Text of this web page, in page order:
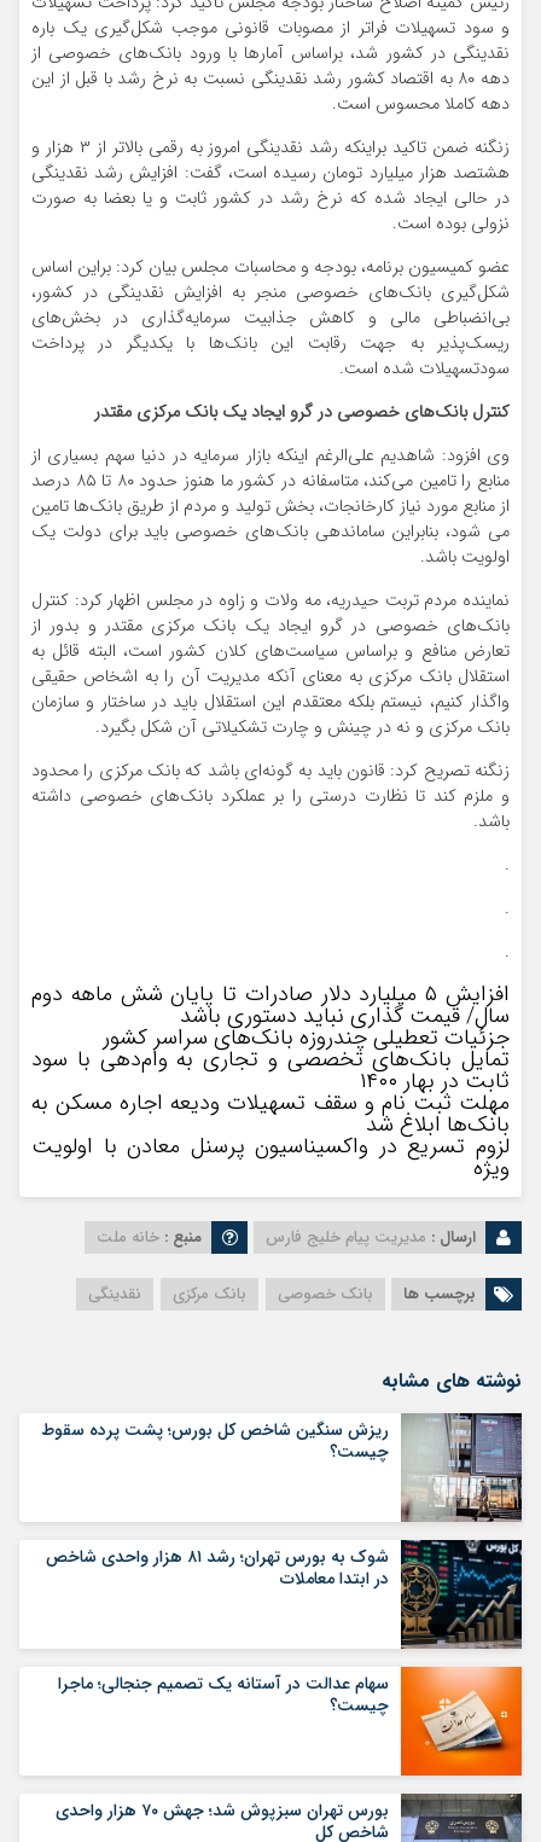
و سود تسهیلات فراتر از مصوبات قانونی موجب شکل‌گیری یک باره
نقدینگی در کشور شد، براساس آمارها با ورود بانک‌های خصوصی از
دهه ۸۰ به اقتصاد کشور رشد نقدینگی نسبت به نرخ رشد با قبل از این
دهه کاملا محسوس است.
زنگنه ضمن تاکید براینکه رشد نقدینگی امروز به رقمی بالاتر از ۳ هزار و
هشتصد هزار میلیارد تومان رسیده است، گفت: افزایش رشد نقدینگی
در حالی ایجاد شده که نرخ رشد در کشور ثابت و یا بعضا به صورت
نزولی بوده است.
عضو کمیسیون برنامه، بودجه و محاسبات مجلس بیان کرد: براین اساس
شکل‌گیری بانک‌های خصوصی منجر به افزایش نقدینگی در کشور،
بی‌انضباطی مالی و کاهش جذابیت سرمایه‌گذاری در بخش‌های
ریسک‌پذیر به جهت رقابت این بانک‌ها با یکدیگر در پرداخت
سودتسهیلات شده است.
کنترل بانک‌های خصوصی در گرو ایجاد یک بانک مرکزی مقتدر
وی افزود: شاهدیم علی‌الرغم اینکه بازار سرمایه در دنیا سهم بسیاری از
منابع را تامین می‌کند، متاسفانه در کشور ما هنوز حدود ۸۰ تا ۸۵ درصد
از منابع مورد نیاز کارخانجات، بخش تولید و مردم از طریق بانک‌ها تامین
می شود، بنابراین ساماندهی بانک‌های خصوصی باید برای دولت یک
اولویت باشد.
نماینده مردم تربت حیدریه، مه ولات و زاوه در مجلس اظهار کرد: کنترل
بانک‌های خصوصی در گرو ایجاد یک بانک مرکزی مقتدر و بدور از
تعارض منافع و براساس سیاست‌های کلان کشور است، البته قائل به
استقلال بانک مرکزی به معنای آنکه مدیریت آن را به اشخاص حقیقی
واگذار کنیم، نیستم بلکه معتقدم این استقلال باید در ساختار و سازمان
بانک مرکزی و نه در چینش و چارت تشکیلاتی آن شکل بگیرد.
زنگنه تصریح کرد: قانون باید به گونه‌ای باشد که بانک مرکزی را محدود
و ملزم کند تا نظارت درستی را بر عملکرد بانک‌های خصوصی داشته
باشد.
.
.
.
افزایش ۵ میلیارد دلار صادرات تا پایان شش ماهه دوم
سال/ قیمت گذاری نباید دستوری باشد
جزئیات تعطیلی چندروزه بانک‌های سراسر کشور
تمایل بانک‌های تخصصی و تجاری به وام‌دهی با سود
ثابت در بهار ۱۴۰۰
مهلت ثبت نام و سقف تسهیلات ودیعه اجاره مسکن به
بانک‌ها ابلاغ شد
لزوم تسریع در واکسیناسیون پرسنل معادن با اولویت
ویژه
ارسال : مدیریت پیام خلیج فارس منبع : خانه ملت
برچسب ها بانک خصوصی بانک مرکزی نقدینگی
نوشته های مشابه
ریزش سنگین شاخص کل بورس؛ پشت پرده سقوط
چیست؟
شوک به بورس تهران؛ رشد ۸۱ هزار واحدی شاخص
در ابتدا معاملات
سهام عدالت در آستانه یک تصمیم جنجالی؛ ماجرا
چیست؟
بورس تهران سبزپوش شد؛ جهش ۷۰ هزار واحدی
شاخص کل